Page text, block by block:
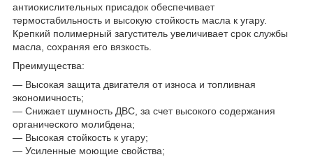
антиокислительных присадок обеспечивает
термостабильность и высокую стойкость масла к угару.
Крепкий полимерный загуститель увеличивает срок службы
масла, сохраняя его вязкость.
Преимущества:
— Высокая защита двигателя от износа и топливная
экономичность;
— Снижает шумность ДВС, за счет высокого содержания
органического молибдена;
— Высокая стойкость к угару;
— Усиленные моющие свойства;